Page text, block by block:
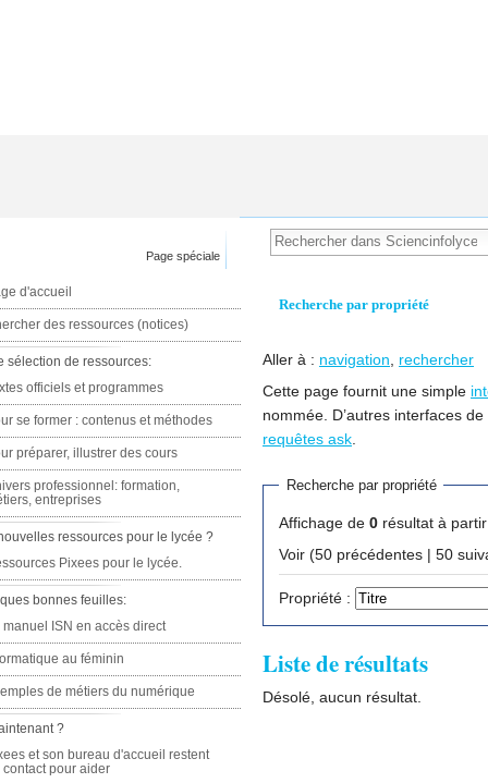
Recherche par propriété
Aller à : navigation
rechercher
Cette page fournit une simple
nommée. D’autres interfaces
requêtes ask
Recherche par propriété
Affichage de 0 résultat à
Voir (50
Propriété :
Liste de résultats
Désolé, aucun résultat.
Page spéciale
d'accueil
des ressources (notices)
sélection de ressources:
officiels et programmes
se former : contenus et méthodes
préparer, illustrer des cours
professionnel: formation,
entreprises
ressources pour le lycée ?
Pixees pour le lycée.
bonnes feuilles:
manuel ISN en accès direct
au féminin
de métiers du numérique
?
et son bureau d'accueil restent
contact pour aider